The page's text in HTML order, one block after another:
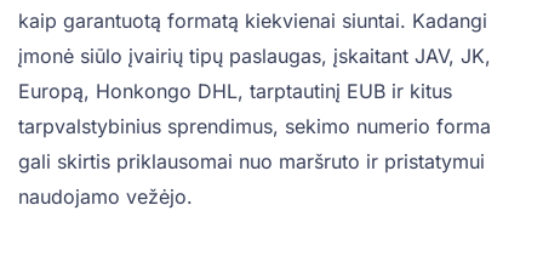
kaip garantuotą formatą kiekvienai siuntai. Kadangi
įmonė siūlo įvairių tipų paslaugas, įskaitant JAV, JK,
Europą, Honkongo DHL, tarptautinį EUB ir kitus
tarpvalstybinius sprendimus, sekimo numerio forma
gali skirtis priklausomai nuo maršruto ir pristatymui
naudojamo vežėjo.